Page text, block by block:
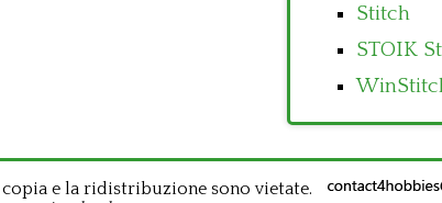
Stitch
STOIK
e la ridistribuzione sono vietate.